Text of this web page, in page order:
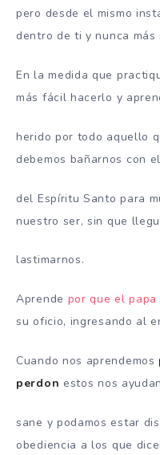
pero desde el mismo
dentro de ti y nunca más
En la medida que
más fácil hacerlo y
herido por todo aquello
debemos bañarnos con
del Espíritu Santo para
nuestro ser, sin que
lastimarnos.
Aprende por que el papa
su oficio, ingresando al
Cuando nos aprendemos
perdon estos nos
sane y podamos estar
obediencia a los que